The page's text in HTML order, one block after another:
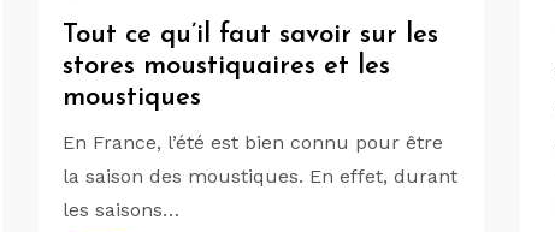
Tout ce qu’il faut savoir sur les
stores moustiquaires et les
moustiques
En France, l’été est bien connu pour être
la saison des moustiques. En effet, durant
les saisons…